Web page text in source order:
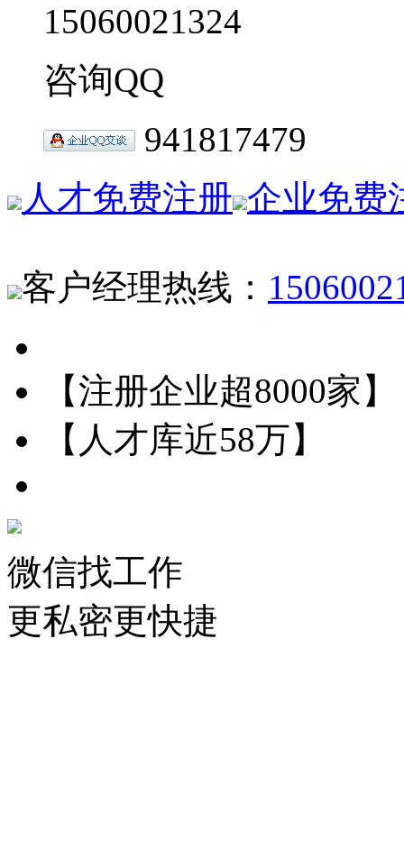
15060021324
咨询QQ
941817479
人才免费注册 企业免费
客户经理热线：
【注册企业超8000家】
【人才库近58万】
微信找工作
更私密更快捷